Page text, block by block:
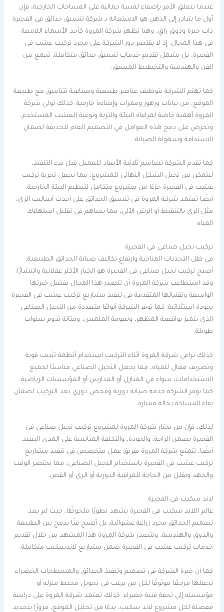
عندما يتعلق الأمر بإضفاء لمسة جمالية على المساحات الخارجية، فإن
أول ما يتبادر إلى الذهن هو الاستعانة بـ شركة تنسيق حدائق في الفجيرة
ذات خبرة وذوق راقٍ، وهنا تظهر شركة المروة كأحد الأسماء اللامعة
في هذا المجال. إذ لا يقتصر دور الشركة على مجرد تركيب عشب في
الفجيرة، بل يشمل تقديم خدمات تنسيق حدائق متكاملة، تجمع بين
الفن والهندسة والتخطيط المسبق.
كما تهتم الشركة بتوظيف عناصر طبيعية وصناعية تتناسق مع طبيعة
الموقع، من نباتات وزهور وممرات وإضاءة خارجية. كذلك تولي شركة
المروة أهمية خاصة لمراعاة البيئة والتربة ونوعية العشب المستخدم،
وتحرص على دمج هذه العوامل في التصميم العام للحديقة لضمان
الاستدامة وسهولة الصيانة.
كما تقدم الشركة تصاميم ثلاثية الأبعاد للعميل قبل بدء التنفيذ،
ليتمكن من تخيل الشكل النهائي للمشروع، مما يجعل تجربة تركيب
عشب في الفجيرة جزءًا من مشروع متكامل لتنظيم البيئة الخارجية.
أيضًا تعتمد شركة المروة في تنسيق الحدائق على أحدث أساليب الري،
مثل الري بالتنقيط أو الرش الآلي، مما يساهم في تقليل استهلاك
المياه.
تركيب نجيل صناعي في الفجيرة
في ظل التحديات المناخية وارتفاع تكاليف صيانة الحدائق الطبيعية،
أصبح تركيب نجيل صناعي في الفجيرة هو الخيار الأكثر عقلانية وانتشارًا.
وقد استطاعت شركة المروة أن تتصدر هذا المجال بفضل خبرتها
الواسعة وتقنياتها المتقدمة في تنفيذ مشاريع تركيب عشب في الفجيرة
بجودة استثنائية. كما توفر الشركة أنواعًا متعددة من النجيل الصناعي
الذي يتميز بواقعية المظهر، ونعومة الملمس، ومتانة تدوم سنوات
طويلة.
كذلك تراعي شركة المروة أثناء التركيب استخدام أنظمة تثبيت قوية
وتصريف فعال للمياه، مما يجعل النجيل الصناعي مناسبًا لجميع
الاستخدامات، سواء في المنازل أو المدارس أو المؤسسات الرياضية.
كما توفر الشركة خدمة صيانة دورية وفحص دوري بعد التركيب لضمان
بقاء المساحة بحالة ممتازة.
لذلك، فإن من يختار شركة المروة لمشروع تركيب نجيل صناعي في
الفجيرة يضمن الراحة، والجودة، والتكلفة المناسبة على المدى البعيد.
أيضًا، تتمتع شركة المروة بفريق عمل متخصص في تنفيذ مشاريع
تركيب عشب في الفجيرة باستخدام النجيل الصناعي، مما يختصر الوقت
والجهد ويقلل من الحاجة للمراقبة الدورية أو الري أو القص.
لاند سكيب في الفجيرة
عالم اللاند سكيب في الفجيرة يشهد تطورًا ملحوظًا، حيث لم يعد
تصميم الحدائق مجرد زراعة عشوائية، بل أصبح فنًا يدمج بين الطبيعة
والذوق والهندسة، وتتصدر شركة المروة هذا المشهد من خلال تقديم
خدمات تركيب عشب في الفجيرة ضمن مشاريع لاندسكيب متكاملة.
كما أن خبرة الشركة في تصميم وتنفيذ الحدائق والمسطحات الخضراء
تجعلها مرجعًا موثوقًا لكل من يرغب في تحويل محيط منزله أو
مؤسسته إلى تحفة فنية خضراء. كذلك تعتمد شركة المروة على دراسة
مفصلة لكل مشروع لاند سكيب، بدءًا من تحليل الموقع، مرورًا بتحديد